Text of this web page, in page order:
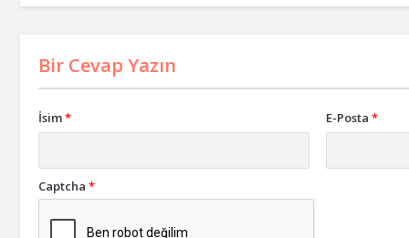
Bir Cevap Yazın
İsim* E-Posta *
Captcha *